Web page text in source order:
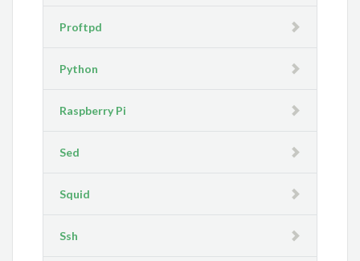
Proftpd
Python
Raspberry Pi
Sed
Squid
Ssh